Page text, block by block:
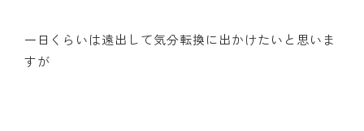
一日くらいは遠出して気分転換に出かけたいと思いま
すが